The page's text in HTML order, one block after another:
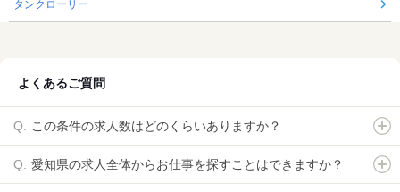
タンクローリー
よくあるご質問
この条件の求人数はどのくらいありますか？
愛知県の求人全体からお仕事を探すことはできますか？